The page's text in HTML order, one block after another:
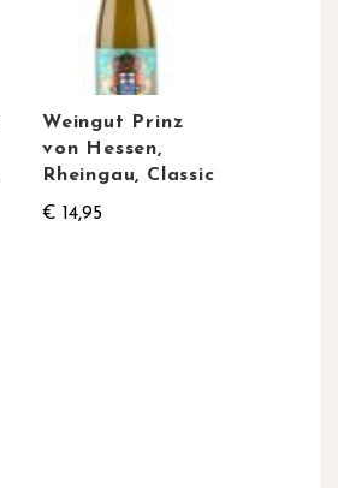
Weingut Prinz
von Hessen,
Rheingau, Classic
€ 14,95